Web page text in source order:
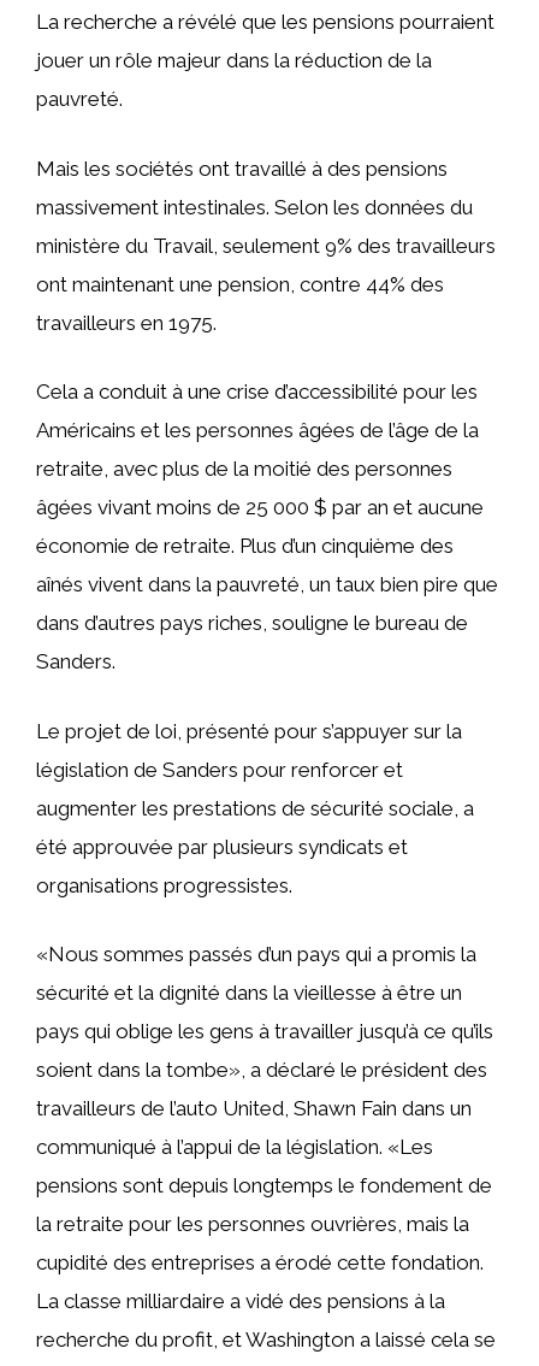
La recherche a révélé que les pensions pourraient
jouer un rôle majeur dans la réduction de la
pauvreté.
Mais les sociétés ont travaillé à des pensions
massivement intestinales. Selon les données du
ministère du Travail, seulement 9% des travailleurs
ont maintenant une pension, contre 44% des
travailleurs en 1975.
Cela a conduit à une crise d’accessibilité pour les
Américains et les personnes âgées de l’âge de la
retraite, avec plus de la moitié des personnes
âgées vivant moins de 25 000 $ par an et aucune
économie de retraite. Plus d’un cinquième des
aînés vivent dans la pauvreté, un taux bien pire que
dans d’autres pays riches, souligne le bureau de
Sanders.
Le projet de loi, présenté pour s’appuyer sur la
législation de Sanders pour renforcer et
augmenter les prestations de sécurité sociale, a
été approuvée par plusieurs syndicats et
organisations progressistes.
«Nous sommes passés d’un pays qui a promis la
sécurité et la dignité dans la vieillesse à être un
pays qui oblige les gens à travailler jusqu’à ce qu’ils
soient dans la tombe», a déclaré le président des
travailleurs de l’auto United, Shawn Fain dans un
communiqué à l’appui de la législation. «Les
pensions sont depuis longtemps le fondement de
la retraite pour les personnes ouvrières, mais la
cupidité des entreprises a érodé cette fondation.
La classe milliardaire a vidé des pensions à la
recherche du profit, et Washington a laissé cela se